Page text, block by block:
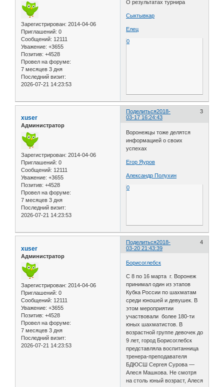
Зарегистрирован: 2014-04-06
Приглашений: 0
Сообщений: 12111
Уважение: +3655
Позитив: +4528
Провел на форуме:
7 месяцев 3 дня
Последний визит:
2026-07-21 14:23:53
О результатах турнира
Сыктывкар
Елец
0
Поделиться 3
2018-
03-17 16:24:43
xuser
Администратор
Зарегистрирован: 2014-04-06
Приглашений: 0
Сообщений: 12111
Уважение: +3655
Позитив: +4528
Провел на форуме:
7 месяцев 3 дня
Последний визит:
2026-07-21 14:23:53
Воронежцы тоже делятся
информацией о своих
успехах
Егор Яуров
Александр Полухин
0
Поделиться 4
2018-
03-20 21:43:39
xuser
Администратор
Зарегистрирован: 2014-04-06
Приглашений: 0
Сообщений: 12111
Уважение: +3655
Позитив: +4528
Провел на форуме:
7 месяцев 3 дня
Последний визит:
2026-07-21 14:23:53
Борисоглебск
С 8 по 16 марта г. Воронеж
принимал один из этапов
Кубка России по шахматам
среди юношей и девушек. В
этом мероприятии
участвовали более 180-ти
юных шахматистов. В
возрастной группе девочек до
9 лет, город Борисоглебск
представляла воспитанница
тренера-преподавателя
БДЮСШ Сергея Сурова —
Алеся Машкова. Не смотря
на столь юный возраст, Алеся